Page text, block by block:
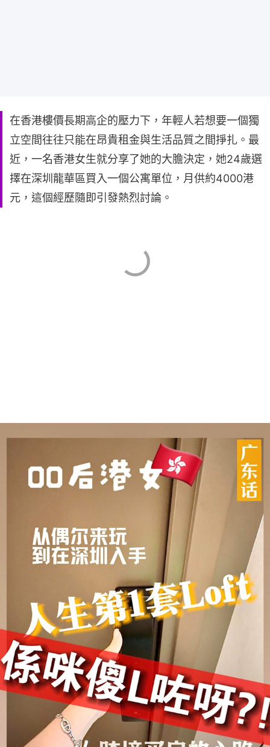
在香港樓價長期高企的壓力下，年輕人若想要一個獨
立空間往往只能在昂貴租金與生活品質之間掙扎。最
近，一名香港女生就分享了她的大膽決定，她24歲選
擇在深圳龍華區買入一個公寓單位，月供約4000港
元，這個經歷隨即引發熱烈討論。